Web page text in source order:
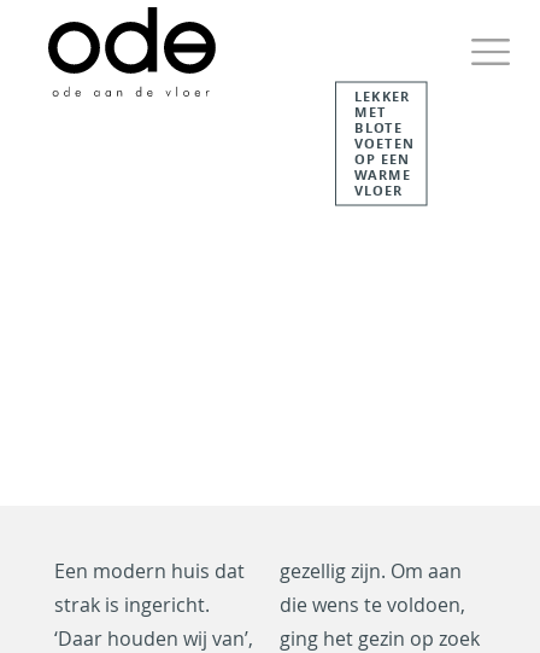
content
LEKKER
MET
BLOTE
VOETEN
OP EEN
WARME
VLOER
Een modern huis dat
strak is ingericht.
‘Daar houden wij van’,
gezellig zijn. Om aan
die wens te voldoen,
ging het gezin op zoek